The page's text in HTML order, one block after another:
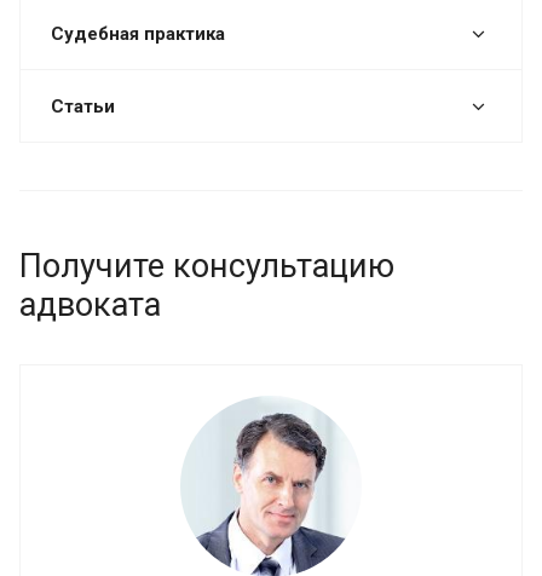
Судебная практика
Статьи
Получите консультацию
адвоката